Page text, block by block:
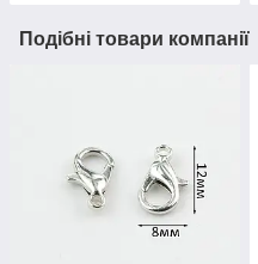
Подібні товари компанії